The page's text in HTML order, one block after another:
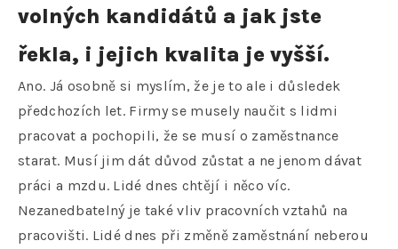
volných kandidátů a jak jste
řekla, i jejich kvalita je vyšší.
Ano. Já osobně si myslím, že je to ale i důsledek
předchozích let. Firmy se musely naučit s lidmi
pracovat a pochopili, že se musí o zaměstnance
starat. Musí jim dát důvod zůstat a ne jenom dávat
práci a mzdu. Lidé dnes chtějí i něco víc.
Nezanedbatelný je také vliv pracovních vztahů na
pracovišti. Lidé dnes při změně zaměstnání neberou